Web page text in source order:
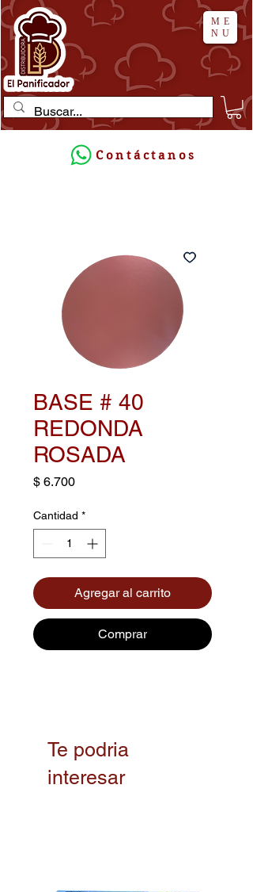
ME
NU
Contáctanos
BASE # 40
REDONDA
ROSADA
$ 6.700Precio
Cantidad *
Agregar al carrito
Comprar
Te podria
interesar